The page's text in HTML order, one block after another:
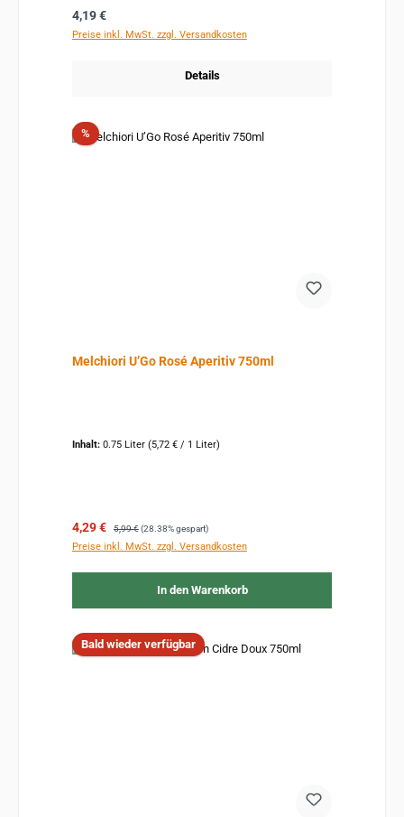
Regulärer Preis:
4,19 €
Preise inkl. MwSt. zzgl. Versandkosten
Details
%Rabatt
Melchiori U’Go Rosé Aperitiv 750ml
Inhalt: 0.75 Liter (5,72 € / 1 Liter)
Verkaufspreis:
4,29 € Regulärer Preis:
5,99 € (28.38% gespart)
Preise inkl. MwSt. zzgl. Versandkosten
In den Warenkorb
Bald wieder verfügbar